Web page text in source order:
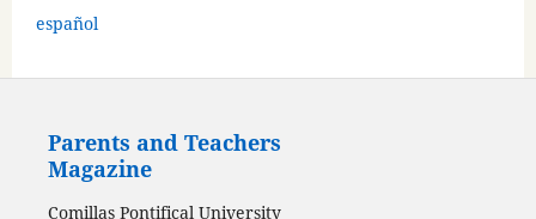
español
Parents and Teachers
Magazine
Comillas Pontifical University